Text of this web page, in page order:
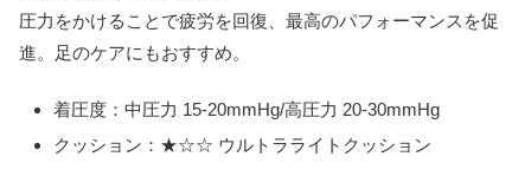
圧力をかけることで疲労を回復、最高のパフォーマンスを促
進。足のケアにもおすすめ。
着圧度：中圧力 15-20mmHg/高圧力 20-30mmHg
クッション：★☆☆ ウルトラライトクッション